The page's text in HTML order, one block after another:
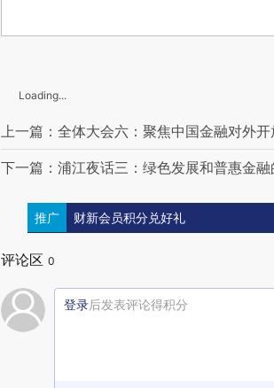
Loading...
上一篇：全体大会六：聚焦中国金融对外开
下一篇：浦江夜话三：绿色发展和普惠金融
推广 财新会员积分兑好礼
评论区 0
登录后发表评论得积分